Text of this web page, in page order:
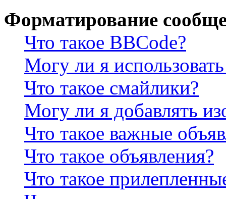
Форматирование
Что такое BBCode?
Могу ли я
Что такое смайлики?
Могу ли я добавлять
Что такое важные
Что такое объявления?
Что такое